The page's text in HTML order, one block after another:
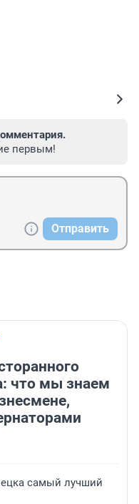
первым!
Отправить
что мы знаем
самый лучший